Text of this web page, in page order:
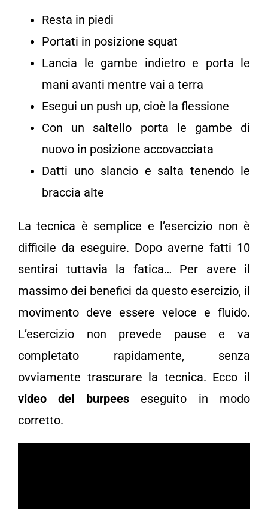
Resta in piedi
Portati in posizione squat
Lancia le gambe indietro e porta le
mani avanti mentre vai a terra
Esegui un push up, cioè la flessione
Con un saltello porta le gambe di
nuovo in posizione accovacciata
Datti uno slancio e salta tenendo le
braccia alte
La tecnica è semplice e l’esercizio non è
difficile da eseguire. Dopo averne fatti 10
sentirai tuttavia la fatica… Per avere il
massimo dei benefici da questo esercizio, il
movimento deve essere veloce e fluido.
L’esercizio non prevede pause e va
completato rapidamente, senza
ovviamente trascurare la tecnica. Ecco il
video del burpeeseseguito in modo
corretto.